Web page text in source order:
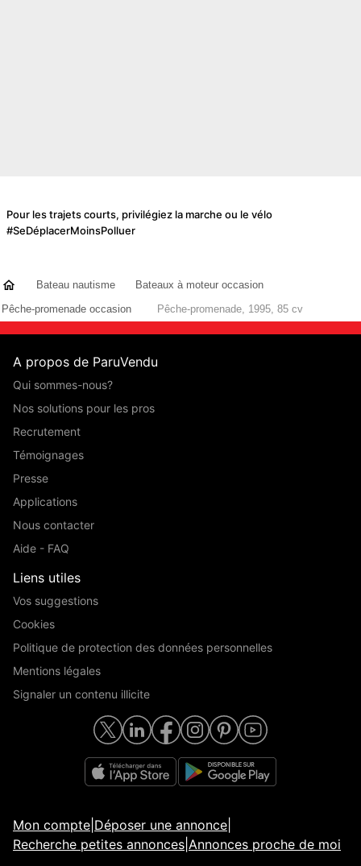
Pour les trajets courts, privilégiez la marche ou le vélo
#SeDéplacerMoinsPolluer
Bateau nautisme
Bateaux à moteur occasion
Pêche-promenade occasion
Pêche-promenade, 1995, 85 cv
A propos de ParuVendu
Qui sommes-nous?
Nos solutions pour les pros
Recrutement
Témoignages
Presse
Applications
Nous contacter
Aide - FAQ
Liens utiles
Vos suggestions
Cookies
Politique de protection des données personnelles
Mentions légales
Signaler un contenu illicite
Mon compte Déposer une annonce
Recherche petites annonces Annonces proche de moi